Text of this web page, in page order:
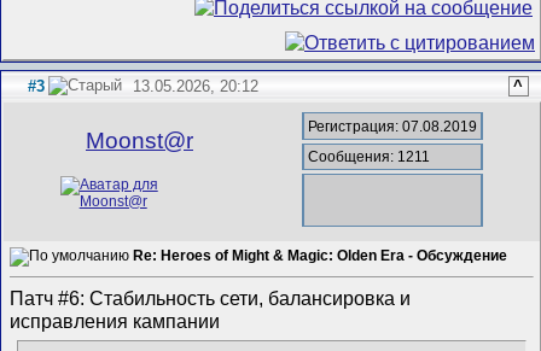
#3 13.05.2026, 20:12 ^
Mооnst@r
Регистрация: 07.08.2019
Сообщения: 1211
Re: Heroes of Might & Magic: Olden Era - Обсуждение
Патч #6: Стабильность сети, балансировка и
исправления кампании